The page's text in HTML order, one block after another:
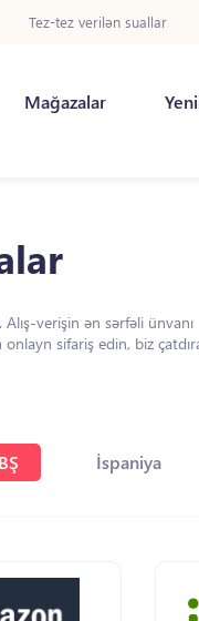
Tez-tez verilən suallar
Mağazalar
Alış-verişin ən sərfəli ünvanı
sifariş edin, biz
İspaniya